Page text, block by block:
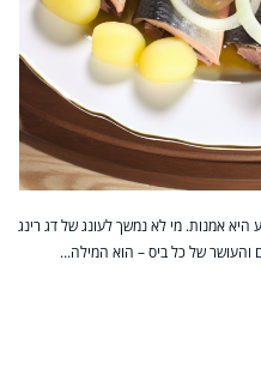
אמנות. מי לא נמשך לעונג של דג רינג
של כל ביס – הוא המילה…